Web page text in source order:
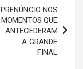
PRENÚNCIO NOS
MOMENTOS QUE
ANTECEDERAM
A GRANDE
FINAL